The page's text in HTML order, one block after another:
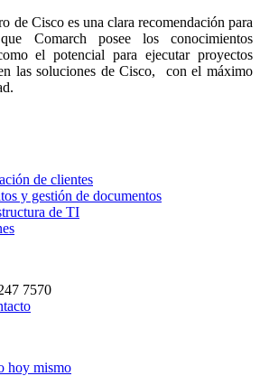
de Cisco es una clara recomendación para
Comarch posee los conocimientos
el potencial para ejecutar proyectos
las soluciones de Cisco, con el máximo
de clientes
y gestión de documentos
de TI
7570
hoy mismo